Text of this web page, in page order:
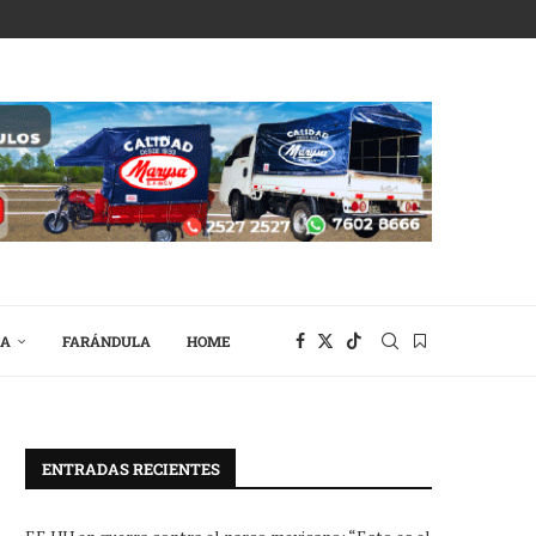
FARÁNDULA HOME
ENTRADAS RECIENTES